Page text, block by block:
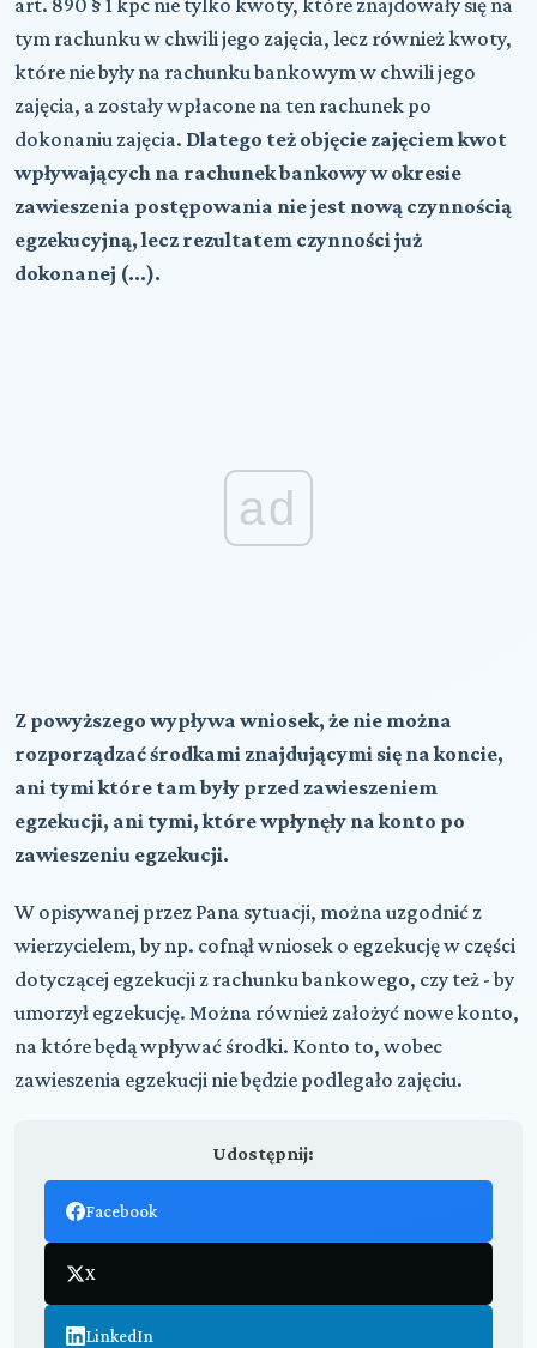
tym rachunku w chwili jego zajęcia, lecz również kwoty,
które nie były na rachunku bankowym w chwili jego
zajęcia, a zostały wpłacone na ten rachunek po
dokonaniu zajęcia. Dlatego też objęcie zajęciem kwot
wpływających na rachunek bankowy w okresie
zawieszenia postępowania nie jest nową czynnością
egzekucyjną, lecz rezultatem czynności już
dokonanej (...).
ad
Z powyższego wypływa wniosek, że nie można
rozporządzać środkami znajdującymi się na koncie,
ani tymi które tam były przed zawieszeniem
egzekucji, ani tymi, które wpłynęły na konto po
zawieszeniu egzekucji.
W opisywanej przez Pana sytuacji, można uzgodnić z
wierzycielem, by np. cofnął wniosek o egzekucję w części
dotyczącej egzekucji z rachunku bankowego, czy też - by
umorzył egzekucję. Można również założyć nowe konto,
na które będą wpływać środki. Konto to, wobec
zawieszenia egzekucji nie będzie podlegało zajęciu.
Udostępnij:
Facebook
X
LinkedIn